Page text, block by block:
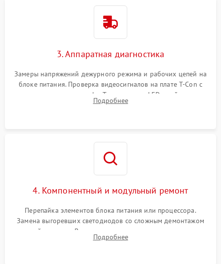
3. Аппаратная диагностика
Замеры напряжений дежурного режима и рабочих цепей на
блоке питания. Проверка видеосигналов на плате T-Con с
помощью осциллографа. Тестирование LED-драйвера и
светодиодных планок подсветки мультиметром.
Подробнее
4. Компонентный и модульный ремонт
Перепайка элементов блока питания или процессора.
Замена выгоревших светодиодов со сложным демонтажом
хрупкой матрицы. Восстановление поврежденных дорожек,
прошивка микросхем памяти EEPROM
Подробнее